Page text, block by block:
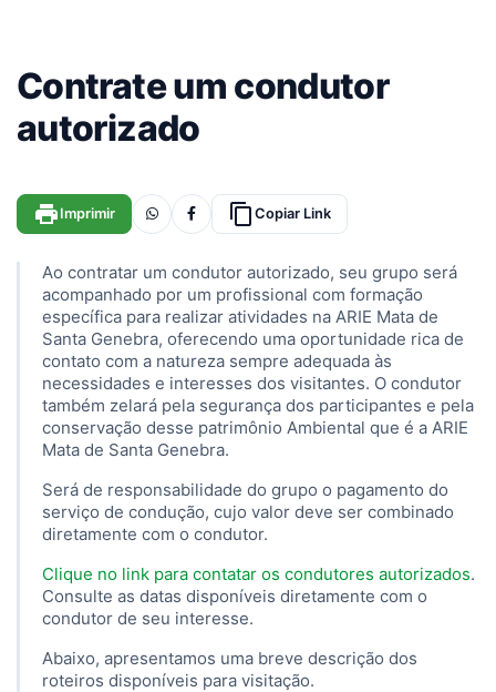
Contrate um condutor
autorizado
print Imprimir content_copy Copiar Link
Ao contratar um condutor autorizado, seu grupo será
acompanhado por um profissional com formação
específica para realizar atividades na ARIE Mata de
Santa Genebra, oferecendo uma oportunidade rica de
contato com a natureza sempre adequada às
necessidades e interesses dos visitantes. O condutor
também zelará pela segurança dos participantes e pela
conservação desse patrimônio Ambiental que é a ARIE
Mata de Santa Genebra.
Será de responsabilidade do grupo o pagamento do
serviço de condução, cujo valor deve ser combinado
diretamente com o condutor.
Clique no link para contatar os condutores autorizados.
Consulte as datas disponíveis diretamente com o
condutor de seu interesse.
Abaixo, apresentamos uma breve descrição dos
roteiros disponíveis para visitação.